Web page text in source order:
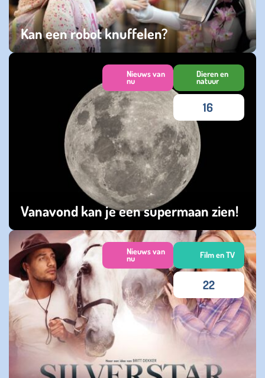
Kan een robot knuffelen?
maandag 09 oktober 2023
Vanavond kan je een supermaan zien!
dinsdag 01 augustus 2023
Nieuws van
nu
Dieren en
natuur
16
Nieuws van
nu Film en TV
22